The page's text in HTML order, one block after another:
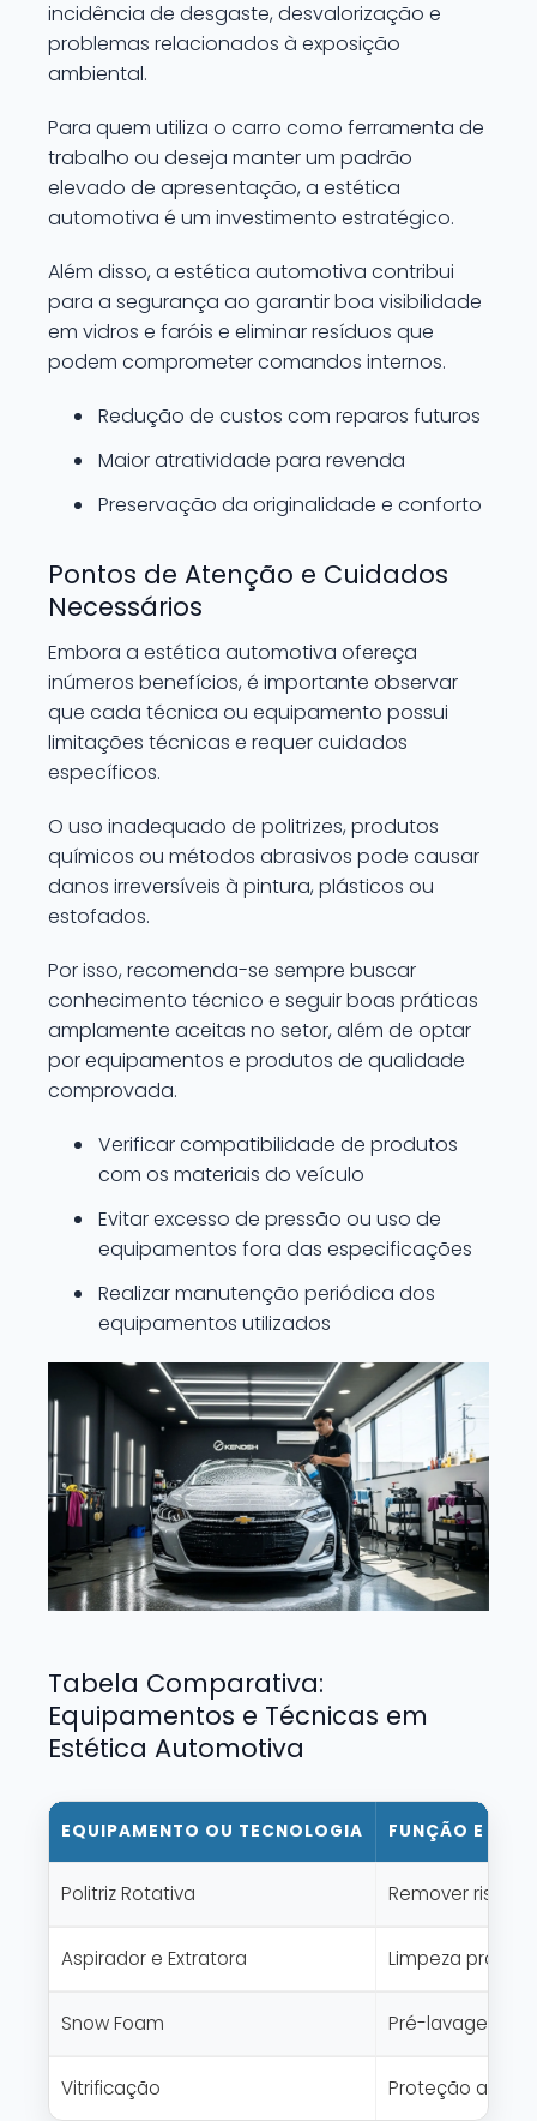
incidência de desgaste, desvalorização e
problemas relacionados à exposição
ambiental.
Para quem utiliza o carro como ferramenta de
trabalho ou deseja manter um padrão
elevado de apresentação, a estética
automotiva é um investimento estratégico.
Além disso, a estética automotiva contribui
para a segurança ao garantir boa visibilidade
em vidros e faróis e eliminar resíduos que
podem comprometer comandos internos.
Redução de custos com reparos futuros
Maior atratividade para revenda
Preservação da originalidade e conforto
Pontos de Atenção e Cuidados
Necessários
Embora a estética automotiva ofereça
inúmeros benefícios, é importante observar
que cada técnica ou equipamento possui
limitações técnicas e requer cuidados
específicos.
O uso inadequado de politrizes, produtos
químicos ou métodos abrasivos pode causar
danos irreversíveis à pintura, plásticos ou
estofados.
Por isso, recomenda-se sempre buscar
conhecimento técnico e seguir boas práticas
amplamente aceitas no setor, além de optar
por equipamentos e produtos de qualidade
comprovada.
Verificar compatibilidade de produtos
com os materiais do veículo
Evitar excesso de pressão ou uso de
equipamentos fora das especificações
Realizar manutenção periódica dos
equipamentos utilizados
Tabela Comparativa:
Equipamentos e Técnicas em
Estética Automotiva
EQUIPAMENTO OU TECNOLOGIA FUNÇÃO E
Politriz Rotativa Remover
Aspirador e Extratora Limpeza
Snow Foam Pré-lavagem
Vitrificação Proteção